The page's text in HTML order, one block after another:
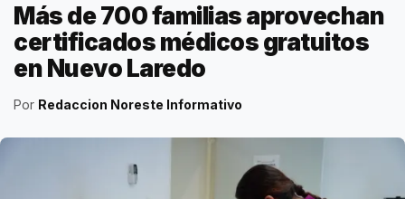
Más de 700 familias aprovechan
certificados médicos gratuitos
en Nuevo Laredo
Por Redaccion Noreste Informativo